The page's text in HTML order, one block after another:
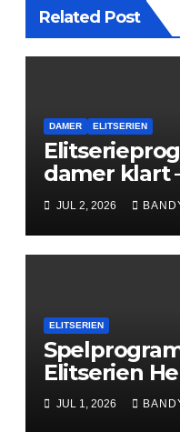
Related Post
DAMER ELITSERIEN
damer klart
Next Level
JUL 2, 2026
ELITSERIEN
Elitserien
JUL 1, 2026